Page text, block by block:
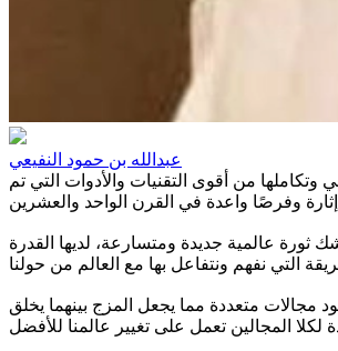
عبدالله بن حمود النفيعي
وتكاملها من أقوى التقنيات والأدوات التي تم
ثورة عالمية جديدة ومتسارعة، لديها القدرة
مجالات متعددة مما يجعل المزج بينهما يخلق